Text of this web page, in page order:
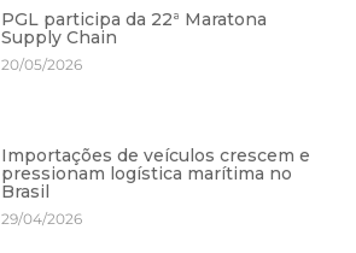
PGL participa da 22ª Maratona
Supply Chain
20/05/2026
Importações de veículos crescem e
pressionam logística marítima no
Brasil
29/04/2026